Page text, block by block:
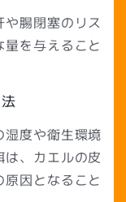
腸閉塞のリス
を与えること
度や衛生環境
、カエルの皮
因となること